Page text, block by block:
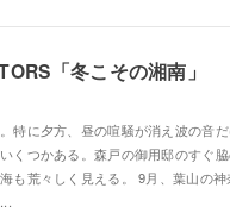
「冬こその湘南」
特に夕方、昼の喧騒が消え波の音
くつかある。森戸の御用邸のすぐ
も荒々しく見える。 9月、葉山の